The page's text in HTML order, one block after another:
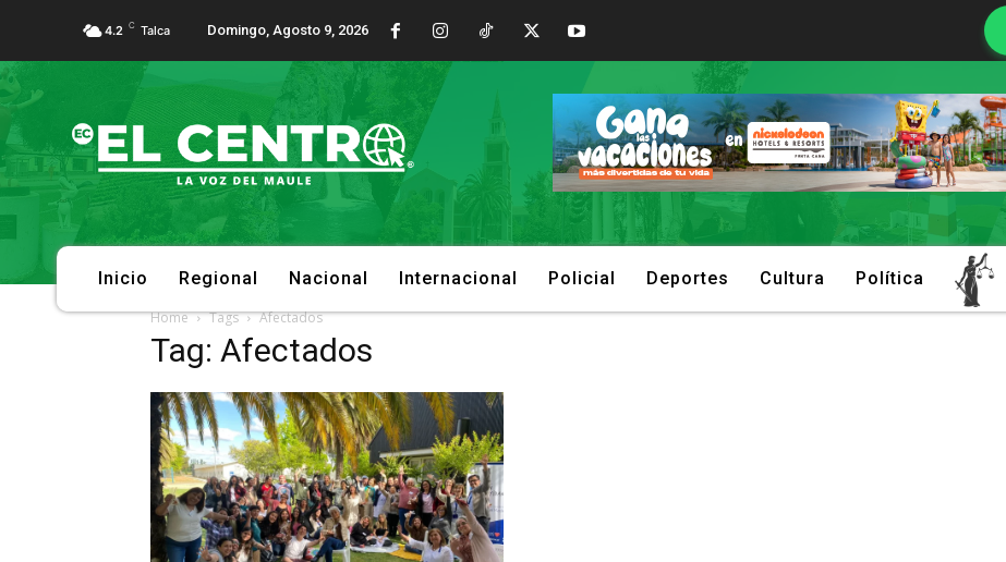
4.2 C Talca Domingo, Agosto 9, 2026
Inicio Regional Nacional Internacional Policial Deportes Cultura Política
Home Tags Afectados
Tag: Afectados